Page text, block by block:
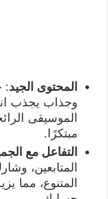
المحتوى الجيد:
وجذاب يجذب
الموسيقى
مبتكرًا.
التفاعل مع
المتابعين،
المتنوع، مما